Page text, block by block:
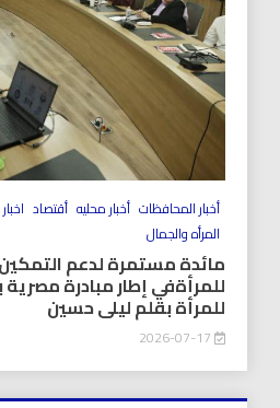
أخبار المحافظات أخبار محليه أقتصاد
المرأه والجمال
مائدة مستمرة لدعم
للمرأةفي إطار مبادرة
للمرأة بقلم ليلى حسين